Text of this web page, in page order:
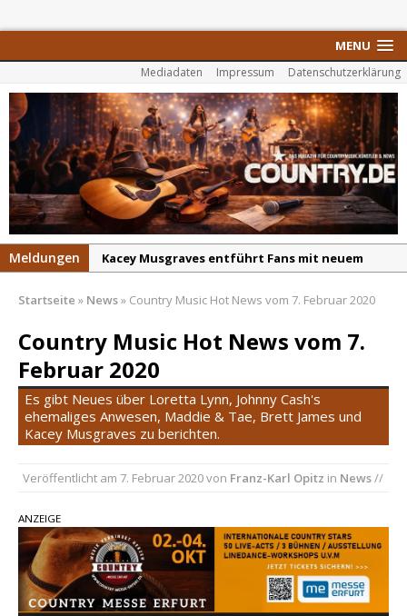
MENU
Mediadaten Impressum Datenschutzerklärung
Meldungen
Kacey Musgraves entführt Fans mit neuem
Carter Faith mit brandneuem Musikvideo zu
„Pearl Handled Pistol“
Son Volt – „Sound Signal Serenades“ erscheint
am 28. August
Country Music Hot News – 2. August 2026: Dolly
Parton, Bill Anderson und Shaboozey im Fokus
kündigen neues Album mit „Better Days
Danke für Euer Vertrauen: Country.de erreicht
täglich rund 10.000 Leser
Startseite » News» Country Music Hot News vom 7. Februar 2020
Country Music Hot News vom 7.
Februar 2020
Es gibt Neues über Loretta Lynn, Johnny Cash's
ehemaliges Anwesen, Maddie & Tae, Brett James und
Kacey Musgraves zu berichten.
Veröffentlicht am 7. Februar 2020von Franz-Karl Opitz in News//
ANZEIGE